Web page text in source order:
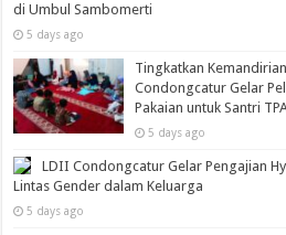
di Umbul Sambomerti
5 days ago
Tingkatkan
Condongcatur Gelar
Pakaian untuk Santri
5 days ago
LDII Condongcatur Gelar Pengajian
Lintas Gender dalam Keluarga
5 days ago